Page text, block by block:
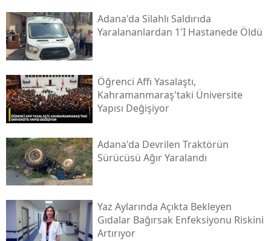
Adana'da Silahlı Saldırıda
Yaralananlardan 1'i Hastanede Öldü
Öğrenci Affı Yasalaştı,
Kahramanmaraş'taki Üniversite
Yapısı Değişiyor
Adana'da Devrilen Traktörün
Sürücüsü Ağır Yaralandı
Yaz Aylarında Açıkta Bekleyen
Gıdalar Bağırsak Enfeksiyonu Riskini
Artırıyor